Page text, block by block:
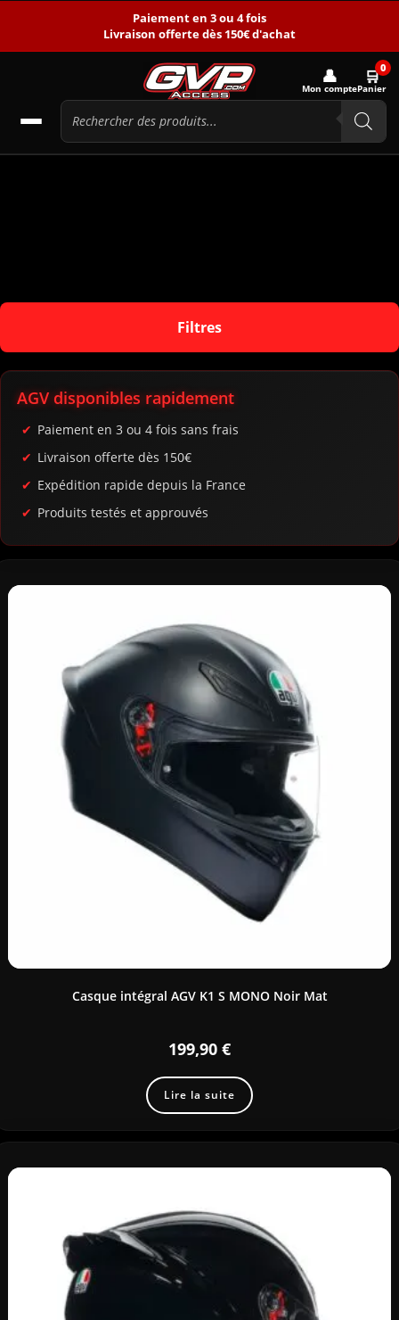
Paiement en 3 ou 4 fois
Livraison offerte dès 150€ d'achat
👤
Mon compte
🛒0
Panier
Filtres
AGV disponibles rapidement
Paiement en 3 ou 4 fois sans frais
Livraison offerte dès 150€
Expédition rapide depuis la France
Produits testés et approuvés
Casque intégral AGV K1 S MONO Noir Mat
199,90 €
Lire la suite